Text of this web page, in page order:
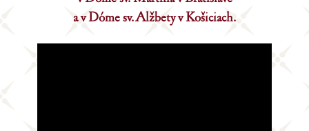
a v Dóme sv. Alžbety v Košiciach.